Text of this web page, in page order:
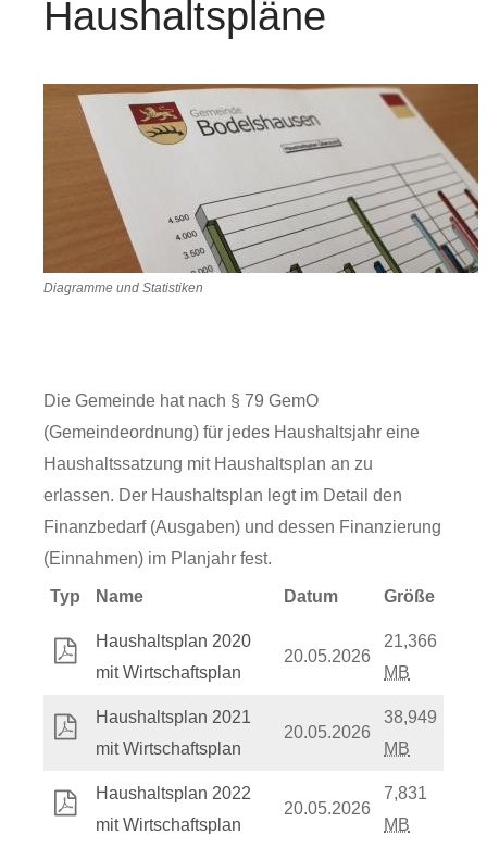
Haushaltspläne
Diagramme und Statistiken
Die Gemeinde hat nach § 79 GemO
(Gemeindeordnung) für jedes Haushaltsjahr eine
Haushaltssatzung mit Haushaltsplan an zu
erlassen. Der Haushaltsplan legt im Detail den
Finanzbedarf (Ausgaben) und dessen Finanzierung
(Einnahmen) im Planjahr fest.
Typ Name Datum Größe
Haushaltsplan 2020
mit Wirtschaftsplan
20.05.2026
21,366
MB
Haushaltsplan 2021
mit Wirtschaftsplan
20.05.2026
38,949
MB
Haushaltsplan 2022
mit Wirtschaftsplan
20.05.2026
7,831
MB